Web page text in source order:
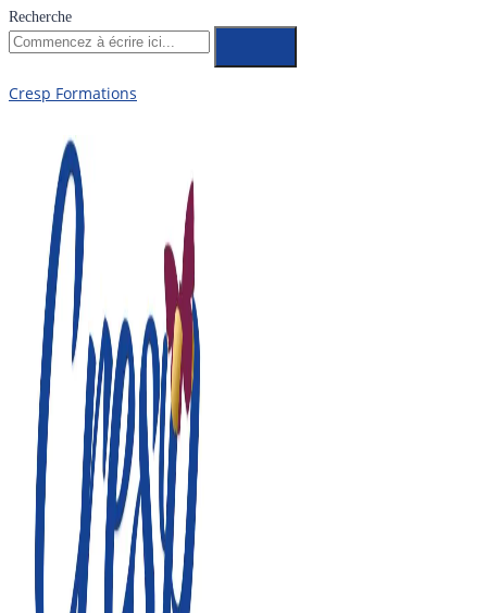
Recherche
Cresp Formations